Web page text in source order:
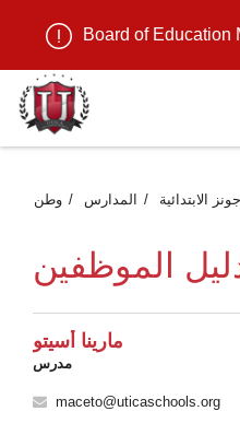
Board of Education
وطن المدارس جونز الابتدائية
الموظفين
مارينا أسيتو
مدرس
maceto@uticaschools.org